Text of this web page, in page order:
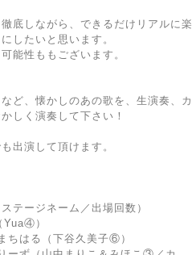
底しながら、できるだけリアルに楽
したいと思います。
能性ももございます。
ど、懐かしのあの歌を、生演奏​、カ
しく演奏して下さい！
出演して頂けます。
ージネーム／出場回数）
）
はる（下谷久美子⑥）